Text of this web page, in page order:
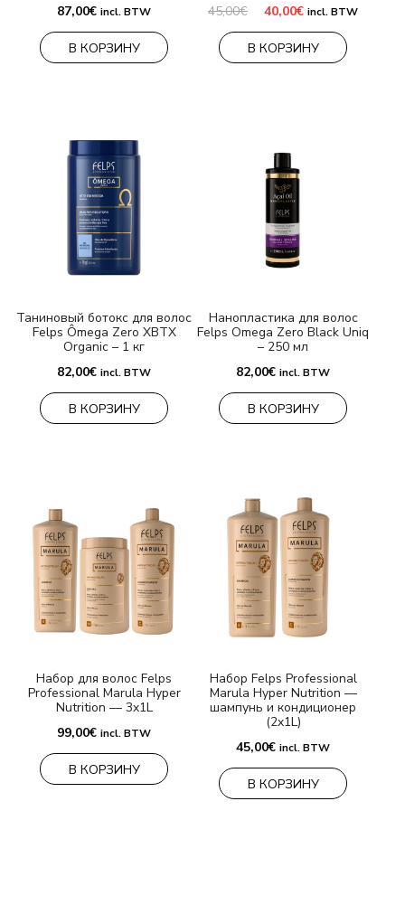
87,00€ incl. BTW
В КОРЗИНУ
45,00€ Первоначальная
составляла
45,00€.
40,00€Текущая
40,00€.
incl. BTW
В КОРЗИНУ
Таниновый ботокс для волос
Felps Ômega Zero XBTX
Organic – 1 кг
82,00€ incl. BTW
В КОРЗИНУ
Нанопластика для волос
Felps Omega Zero Black Uniq
– 250 мл
82,00€ incl. BTW
В КОРЗИНУ
Набор для волос Felps
Professional Marula Hyper
Nutrition — 3x1L
99,00€ incl. BTW
В КОРЗИНУ
Набор Felps Professional
Marula Hyper Nutrition —
шампунь и кондиционер
(2x1L)
45,00€ incl. BTW
В КОРЗИНУ